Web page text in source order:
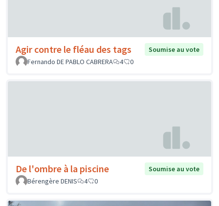
Agir contre le fléau des tags
Soumise au vote
Fernando DE PABLO CABRERA
4 0
De l'ombre à la piscine
Soumise au vote
Bérengère DENIS
4 0